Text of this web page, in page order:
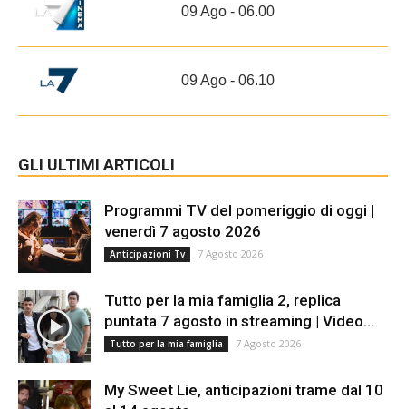
09 Ago - 06.00
09 Ago - 06.10
GLI ULTIMI ARTICOLI
Programmi TV del pomeriggio di oggi |
venerdì 7 agosto 2026
Anticipazioni Tv 7 Agosto 2026
Tutto per la mia famiglia 2, replica
puntata 7 agosto in streaming | Video...
Tutto per la mia famiglia 7 Agosto 2026
My Sweet Lie, anticipazioni trame dal 10